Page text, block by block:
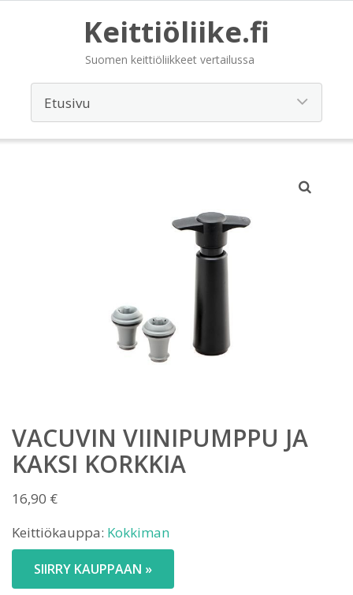
Keittiöliike.fi
Suomen keittiöliikkeet vertailussa
VACUVIN VIINIPUMPPU JA
KAKSI KORKKIA
16,90 €
Keittiökauppa: Kokkiman
SIIRRY KAUPPAAN »